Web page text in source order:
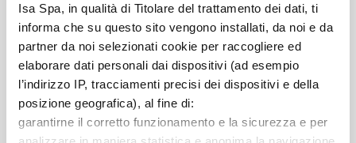
Isa Spa, in qualità di Titolare del trattamento dei dati, ti
informa che su questo sito vengono installati, da noi e da
partner da noi selezionati cookie per raccogliere ed
elaborare dati personali dai dispositivi (ad esempio
l’indirizzo IP, tracciamenti precisi dei dispositivi e della
posizione geografica), al fine di:
garantirne il corretto funzionamento e la sicurezza e per
Pomigliano d'Arco, Napoli, Italia